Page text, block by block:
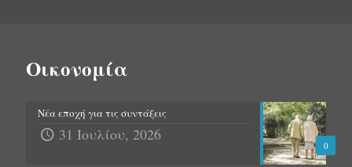
Οικονομία
0
Νέα εποχή για τις συντάξεις
31 Ιουλίου, 2026